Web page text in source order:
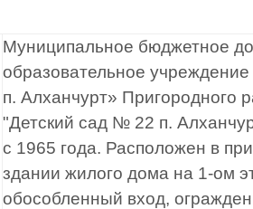
Муниципальное бюджетное
образовательное
п. Алханчурт»
"Детский сад № 22 п.
с 1965 года. Расположен в
здании жилого дома на 1-ом
обособленный вход,